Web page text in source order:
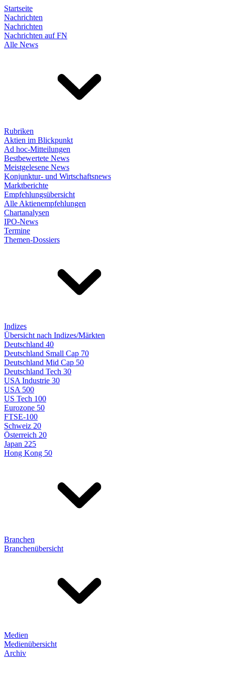
Startseite
Nachrichten
Nachrichten
Nachrichten auf FN
Alle News
Rubriken
Aktien im Blickpunkt
Ad hoc-Mitteilungen
Bestbewertete News
Meistgelesene News
Konjunktur- und Wirtschaftsnews
Marktberichte
Empfehlungsübersicht
Alle Aktienempfehlungen
Chartanalysen
IPO-News
Termine
Themen-Dossiers
Indizes
Übersicht nach Indizes/Märkten
Deutschland 40
Deutschland Small Cap 70
Deutschland Mid Cap 50
Deutschland Tech 30
USA Industrie 30
USA 500
US Tech 100
Eurozone 50
FTSE-100
Schweiz 20
Österreich 20
Japan 225
Hong Kong 50
Branchen
Branchenübersicht
Medien
Medienübersicht
Archiv